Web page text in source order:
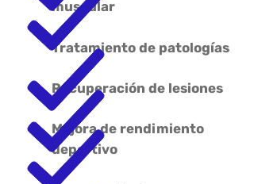
muscular
Tratamiento de patologías
Recuperación de lesiones
Mejora de rendimiento
deportivo